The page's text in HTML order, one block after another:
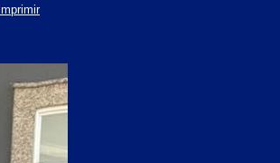
Imprimir